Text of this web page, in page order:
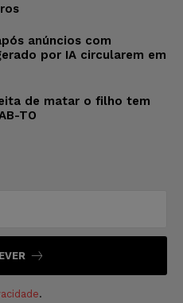
anúncios com
por IA circularem em
de matar o filho tem
TO
.